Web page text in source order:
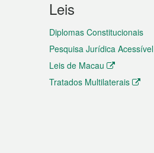
Leis
Diplomas Constitucionais
Pesquisa Jurídica Acessível
Leis de Macau
Tratados Multilaterais